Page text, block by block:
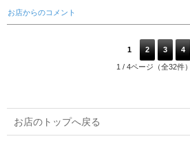
お店からのコメント
1 2 3 4
1 / 4ページ（全32件）
お店のトップへ戻る